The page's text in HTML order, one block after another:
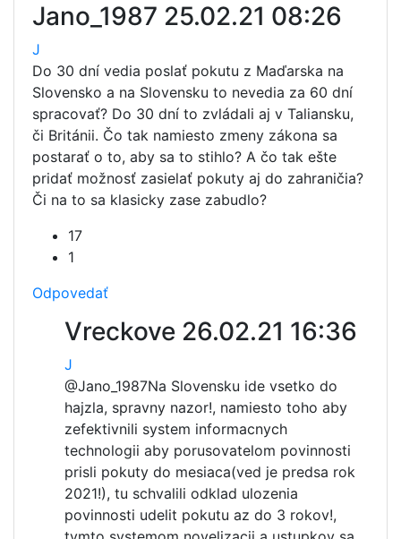
Jano_1987 25.02.21 08:26
J
Do 30 dní vedia poslať pokutu z Maďarska na
Slovensko a na Slovensku to nevedia za 60 dní
spracovať? Do 30 dní to zvládali aj v Taliansku,
či Británii. Čo tak namiesto zmeny zákona sa
postarať o to, aby sa to stihlo? A čo tak ešte
pridať možnosť zasielať pokuty aj do zahraničia?
Či na to sa klasicky zase zabudlo?
17
1
Odpovedať
Vreckove 26.02.21 16:36
J
@Jano_1987Na Slovensku ide vsetko do
hajzla, spravny nazor!, namiesto toho aby
zefektivnili system informacnych
technologii aby porusovatelom povinnosti
prisli pokuty do mesiaca(ved je predsa rok
2021!), tu schvalili odklad ulozenia
povinnosti udelit pokutu az do 3 rokov!,